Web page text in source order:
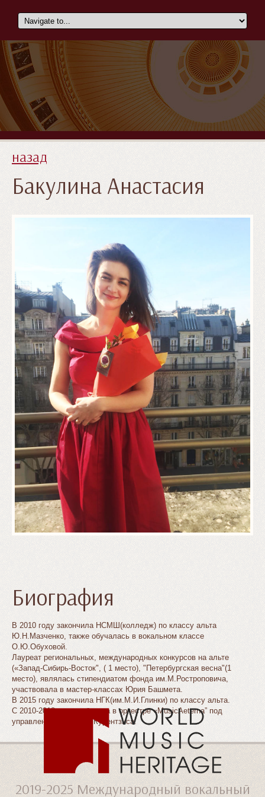
назад
Бакулина Анастасия
Биография
В 2010 году закончила НСМШ(колледж) по классу альта
Ю.Н.Мазченко, также обучалась в вокальном классе
О.Ю.Обуховой.
Лауреат региональных, международных конкурсов на альте
(«Запад-Сибирь-Восток", ( 1 место), "Петербургская весна"(1
место), являлась стипендиатом фонда им.М.Ростроповича,
участвовала в мастер-классах Юрия Башмета.
В 2015 году закончила НГК(им.М.И.Глинки) по классу альта.
С 2010-2018 годы работала в оркестре «MusicAeterna” под
управлением Теодора Курентзиса.
2019-2025Международный вокальный